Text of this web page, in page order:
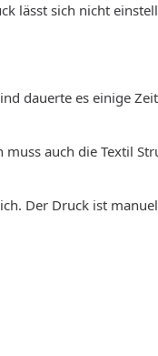
lässt sich nicht
dauerte es einige
auch die Textil
Der Druck ist